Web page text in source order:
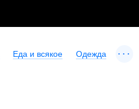
Еда и всякое Одежда ...